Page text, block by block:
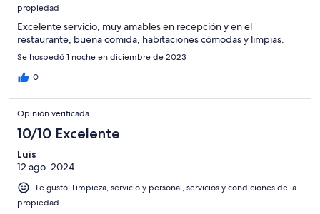
propiedad
Excelente servicio, muy amables en recepción y en el
restaurante, buena comida, habitaciones cómodas y limpias.
Se hospedó 1 noche en diciembre de 2023
0
Opinión verificada
10/10 Excelente
Luis
12 ago. 2024
Le gustó: Limpieza, servicio y personal, servicios y condiciones de la
propiedad